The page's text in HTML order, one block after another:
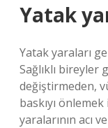
Yatak
Yatak yaraları
Sağlıklı
değiştirmeden,
baskıyı
yaralarının acı